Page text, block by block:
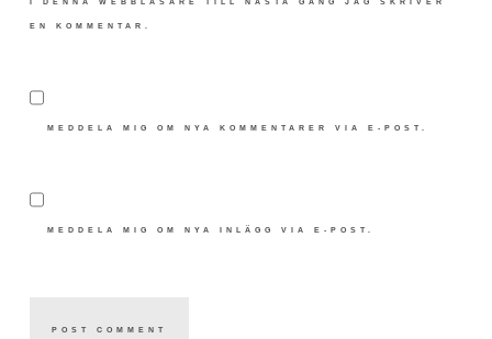
EN KOMMENTAR.
MEDDELA MIG OM NYA KOMMENTARER VIA E-POST.
MEDDELA MIG OM NYA INLÄGG VIA E-POST.